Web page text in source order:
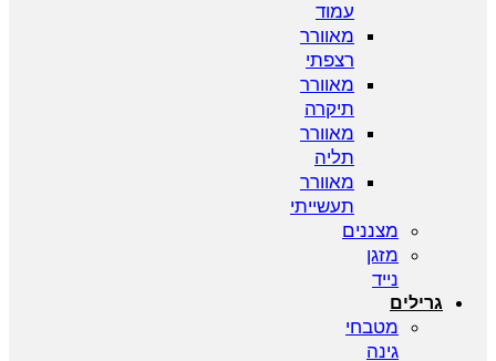
מאוורר
רצפתי
מאוורר
תיקרה
מאוורר
מאוורר
תעשייתי
מצננים
מזגן
גרילים
מטבחי